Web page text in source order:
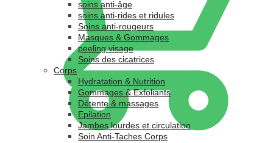
soins anti-âge
soins anti-rides et ridules
Soins anti-rougeurs
Masques & Gommages
peeling visage
Soins des cicatrices
Corps
Hydratation & Nutrition
Gommages & Exfoliants
Détente & massages
Epilation
Jambes lourdes et circulation
Soin Anti-Taches Corps